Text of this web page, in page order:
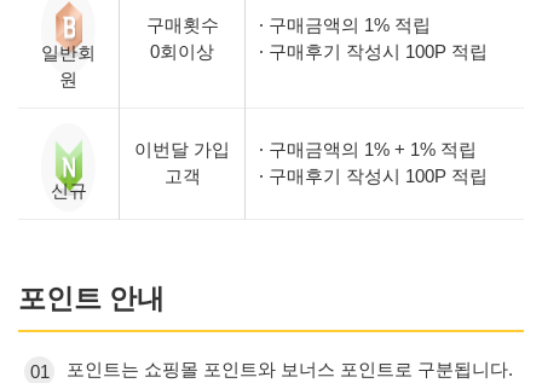
일반회
원
구매횟수
0회이상
구매금액의 1% 적립
구매후기 작성시 100P 적립
신규
이번달 가입
고객
구매금액의 1% + 1% 적립
구매후기 작성시 100P 적립
포인트 안내
01 포인트는 쇼핑몰 포인트와 보너스 포인트로 구분됩니다.